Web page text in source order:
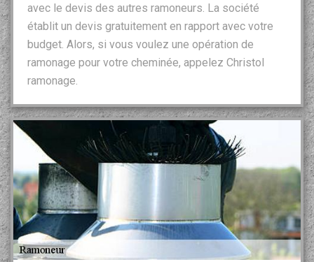
avec le devis des autres ramoneurs. La société
établit un devis gratuitement en rapport avec votre
budget. Alors, si vous voulez une opération de
ramonage pour votre cheminée, appelez Christol
ramonage.